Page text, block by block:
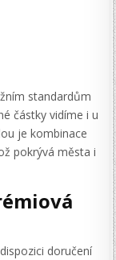
standardům
částky vidíme i u
je kombinace
pokrývá města i
doručení